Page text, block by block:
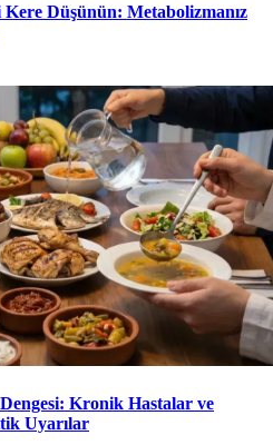
Kere Düşünün: Metabolizmanız
Kronik Hastalar ve
Uyarılar